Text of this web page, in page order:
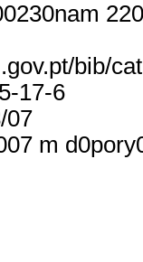
bib/
17-6
07
m